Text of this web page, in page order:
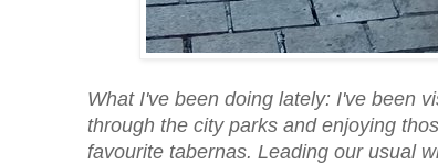
What I've been doing lately: I've been
through the city parks and enjoying
favourite tabernas. Leading our usual